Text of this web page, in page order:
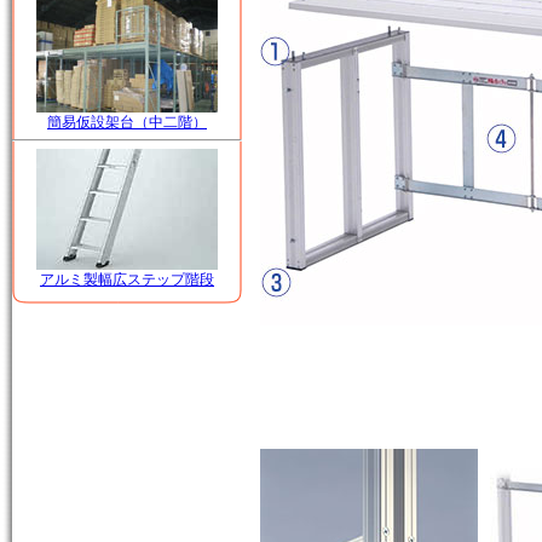
簡易仮設架台（中二階）
アルミ製幅広ステップ階段